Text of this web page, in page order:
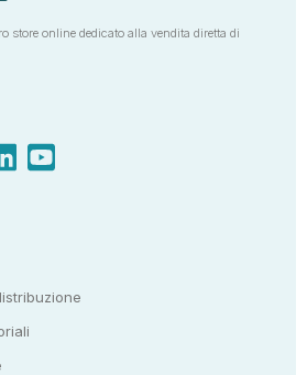
store online dedicato alla vendita diretta di